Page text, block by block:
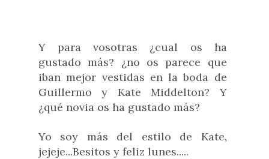
Y para vosotras ¿cual os ha
gustado más? ¿no os parece que
iban mejor vestidas en la boda de
Guillermo y Kate Middelton? Y
¿qué novia os ha gustado más?
Yo soy más del estilo de Kate,
jejeje...Besitos y feliz lunes.....